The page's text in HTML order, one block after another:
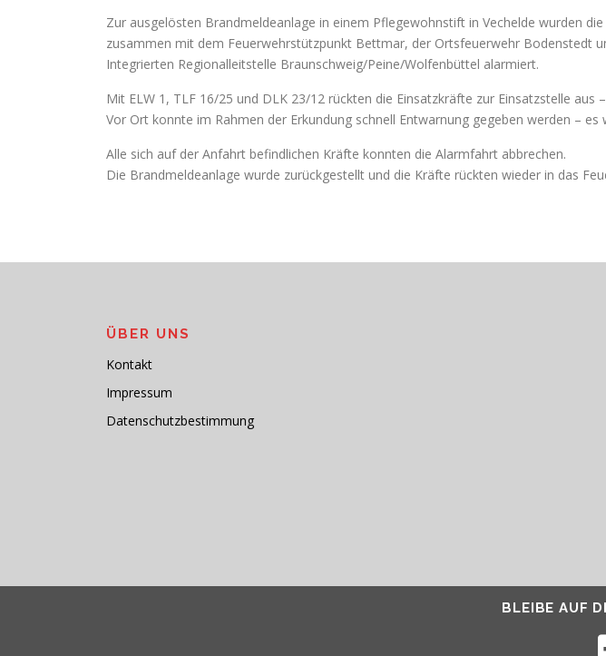
Zur ausgelösten Brandmeldeanlage in einem Pflegewohnstift in Vechelde wurden
zusammen mit dem Feuerwehrstützpunkt Bettmar, der Ortsfeuerwehr Bodenstedt
Integrierten Regionalleitstelle Braunschweig/Peine/Wolfenbüttel alarmiert.
Mit ELW 1, TLF 16/25 und DLK 23/12 rückten die Einsatzkräfte zur Einsatzstelle
Vor Ort konnte im Rahmen der Erkundung schnell Entwarnung gegeben werden –
Alle sich auf der Anfahrt befindlichen Kräfte konnten die Alarmfahrt abbrechen.
Die Brandmeldeanlage wurde zurückgestellt und die Kräfte rückten wieder in das
ÜBER UNS
Kontakt
Impressum
Datenschutzbestimmung
BLEIBE AUF